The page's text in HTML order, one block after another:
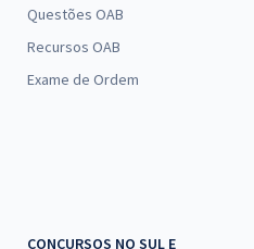
Questões OAB
Recursos OAB
Exame de Ordem
CONCURSOS NO SUL E